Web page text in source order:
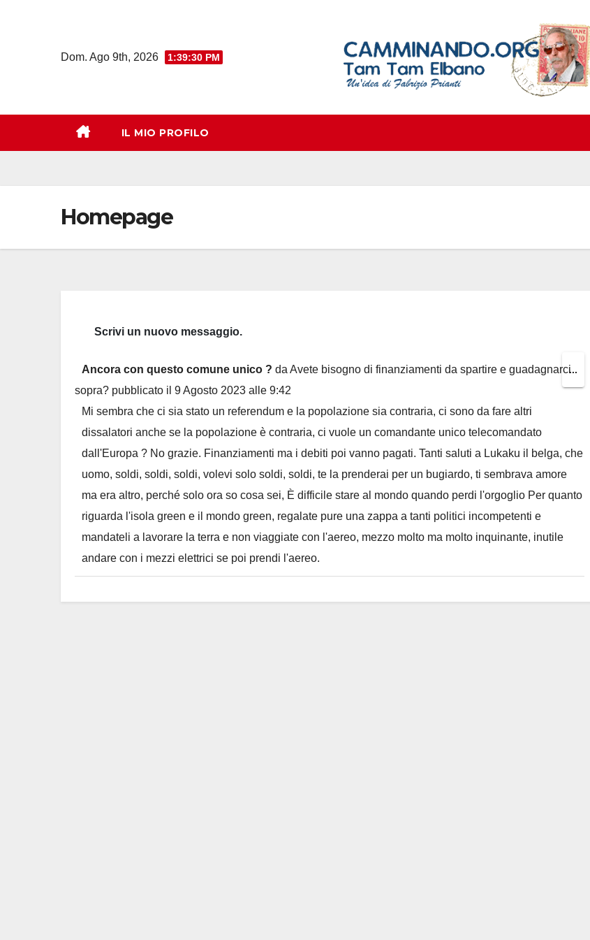
Dom. Ago 9th, 2026 1:39:31 PM
IL MIO PROFILO
Homepage
Ancora con questo comune unico ? da Avete bisogno di finanziamenti da spartire e guadagnarci
sopra? pubblicato il 9 Agosto 2023 alle 9:42
Mi sembra che ci sia stato un referendum e la popolazione sia contraria, ci sono da fare altri
dissalatori anche se la popolazione è contraria, ci vuole un comandante unico telecomandato
dall'Europa ? No grazie. Finanziamenti ma i debiti poi vanno pagati. Tanti saluti a Lukaku il belga, che
uomo, soldi, soldi, soldi, volevi solo soldi, soldi, te la prenderai per un bugiardo, ti sembrava amore
ma era altro, perché solo ora so cosa sei, È difficile stare al mondo quando perdi l'orgoglio Per quanto
riguarda l'isola green e il mondo green, regalate pure una zappa a tanti politici incompetenti e
mandateli a lavorare la terra e non viaggiate con l'aereo, mezzo molto ma molto inquinante, inutile
andare con i mezzi elettrici se poi prendi l'aereo.
...
this